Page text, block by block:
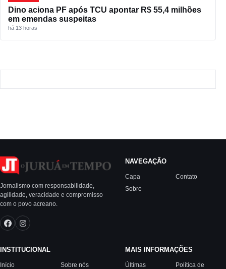
Dino aciona PF após TCU apontar R$ 55,4 milhões
em emendas suspeitas
há 13 horas
Jornalismo com responsabilidade,
agilidade, veracidade e compromisso
com o povo acreano.
NAVEGAÇÃO
Capa
Sobre
Contato
INSTITUCIONAL
Início Sobre nós
MAIS INFORMAÇÕES
Últimas Política de